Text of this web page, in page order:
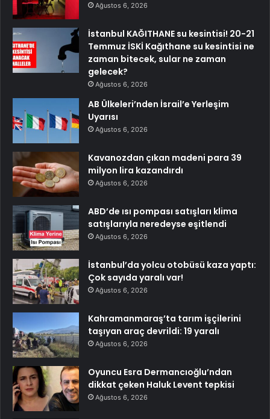
Ağustos 6, 2026
İstanbul KAĞITHANE su kesintisi! 20-21
Temmuz İSKİ Kağıthane su kesintisi ne
zaman bitecek, sular ne zaman
gelecek?
Ağustos 6, 2026
AB Ülkeleri’nden İsrail’e Yerleşim
Uyarısı
Ağustos 6, 2026
Kavanozdan çıkan madeni para 39
milyon lira kazandırdı
Ağustos 6, 2026
ABD’de ısı pompası satışları klima
satışlarıyla neredeyse eşitlendi
Ağustos 6, 2026
İstanbul’da yolcu otobüsü kaza yaptı:
Çok sayıda yaralı var!
Ağustos 6, 2026
Kahramanmaraş’ta tarım işçilerini
taşıyan araç devrildi: 19 yaralı
Ağustos 6, 2026
Oyuncu Esra Dermancıoğlu’ndan
dikkat çeken Haluk Levent tepkisi
Ağustos 6, 2026